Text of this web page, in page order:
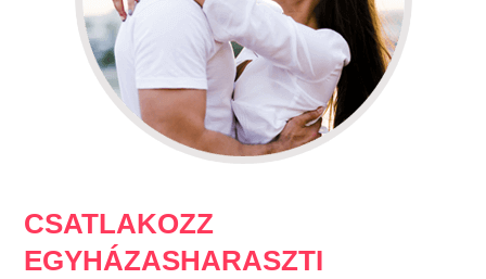
CSATLAKOZZ
EGYHÁZASHARASZTI